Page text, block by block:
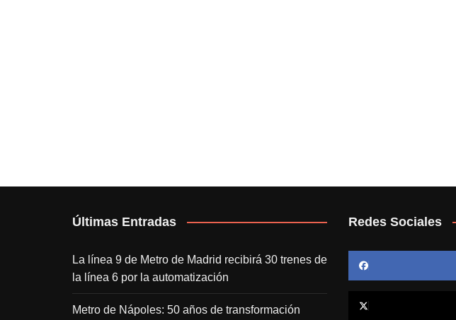
Últimas Entradas
La línea 9 de Metro de Madrid recibirá 30 trenes de
la línea 6 por la automatización
Metro de Nápoles: 50 años de transformación
Redes Sociales